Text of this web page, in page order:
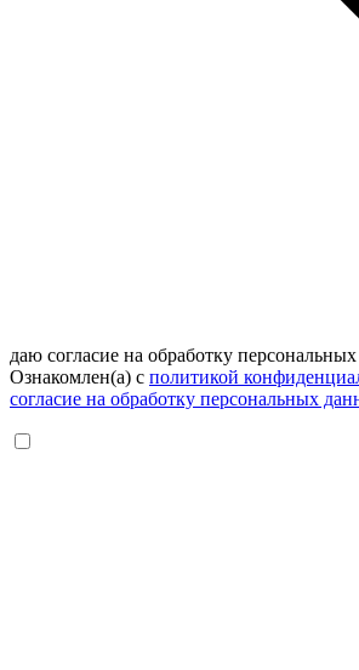
даю согласие на обработку
Ознакомлен(а) с политикой
согласие на обработку персональных